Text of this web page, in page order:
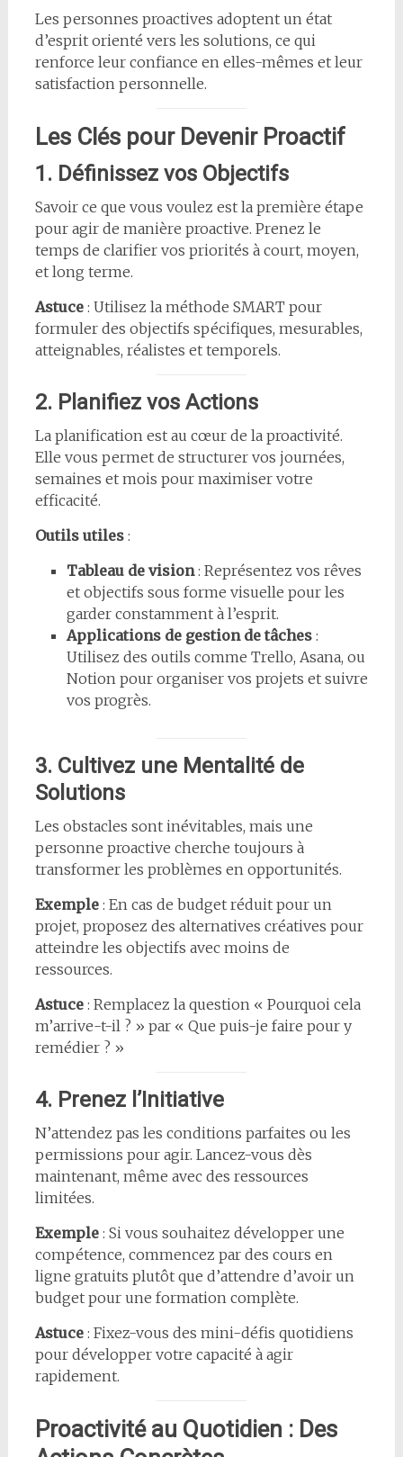
Les personnes proactives adoptent un état
d’esprit orienté vers les solutions, ce qui
renforce leur confiance en elles-mêmes et leur
satisfaction personnelle.
Les Clés pour Devenir Proactif
1. Définissez vos Objectifs
Savoir ce que vous voulez est la première étape
pour agir de manière proactive. Prenez le
temps de clarifier vos priorités à court, moyen,
et long terme.
Astuce: Utilisez la méthode SMART pour
formuler des objectifs spécifiques, mesurables,
atteignables, réalistes et temporels.
2. Planifiez vos Actions
La planification est au cœur de la proactivité.
Elle vous permet de structurer vos journées,
semaines et mois pour maximiser votre
efficacité.
Outils utiles:
Tableau de vision: Représentez vos rêves
et objectifs sous forme visuelle pour les
garder constamment à l’esprit.
Applications de gestion de tâches:
Utilisez des outils comme Trello, Asana, ou
Notion pour organiser vos projets et suivre
vos progrès.
3. Cultivez une Mentalité de
Solutions
Les obstacles sont inévitables, mais une
personne proactive cherche toujours à
transformer les problèmes en opportunités.
Exemple: En cas de budget réduit pour un
projet, proposez des alternatives créatives pour
atteindre les objectifs avec moins de
ressources.
Astuce: Remplacez la question « Pourquoi cela
m’arrive-t-il ? » par « Que puis-je faire pour y
remédier ? »
4. Prenez l’Initiative
N’attendez pas les conditions parfaites ou les
permissions pour agir. Lancez-vous dès
maintenant, même avec des ressources
limitées.
Exemple: Si vous souhaitez développer une
compétence, commencez par des cours en
ligne gratuits plutôt que d’attendre d’avoir un
budget pour une formation complète.
Astuce: Fixez-vous des mini-défis quotidiens
pour développer votre capacité à agir
rapidement.
Proactivité au Quotidien : Des